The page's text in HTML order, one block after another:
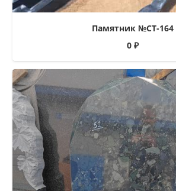
Памятник №СТ-164
0 ₽